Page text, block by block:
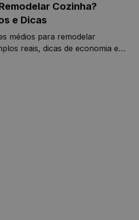
Cozinha?
e Dicas
médios para remodelar
reais, dicas de economia e